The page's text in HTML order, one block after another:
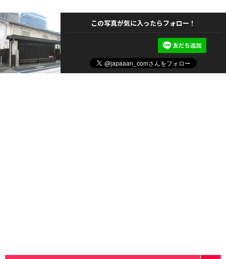
この写真が気に入ったらフォロー！